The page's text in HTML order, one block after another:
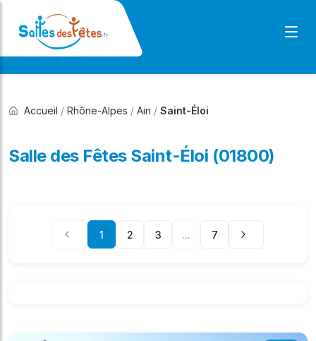
Accueil / Rhône-Alpes / Ain / Saint-Éloi
Salle des Fêtes Saint-Éloi (01800)
1 2 3 ... 7